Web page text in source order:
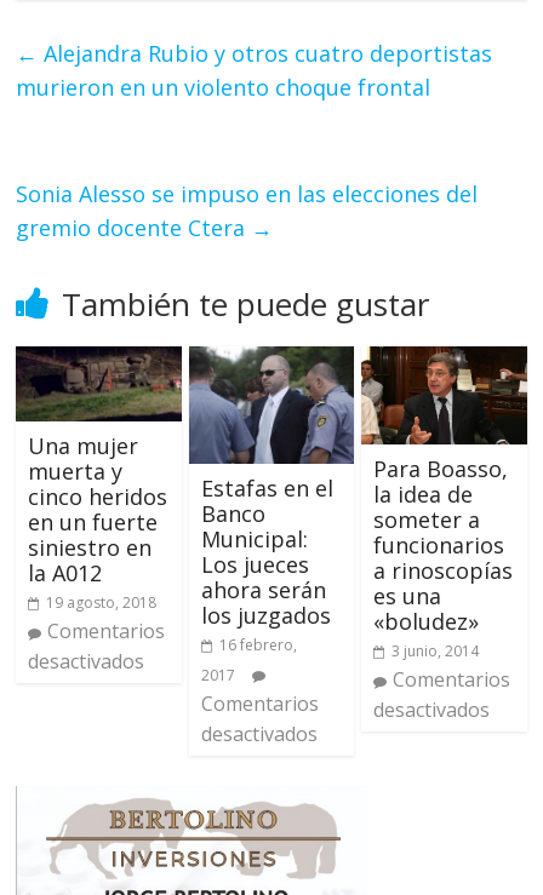
← Alejandra Rubio y otros cuatro deportistas
murieron en un violento choque frontal
Sonia Alesso se impuso en las elecciones del
gremio docente Ctera →
También te puede gustar
Una mujer
muerta y
cinco heridos
en un fuerte
siniestro en
la A012
19 agosto, 2018
Comentarios
desactivados
Estafas en el
Banco
Municipal:
Los jueces
ahora serán
los juzgados
16 febrero,
2017
Comentarios
desactivados
Para Boasso,
la idea de
someter a
funcionarios
a rinoscopías
es una
«boludez»
3 junio, 2014
Comentarios
desactivados